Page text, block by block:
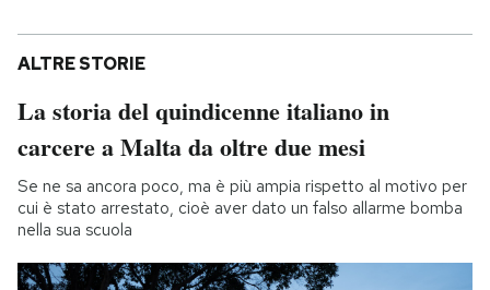
ALTRE STORIE
La storia del quindicenne italiano in
carcere a Malta da oltre due mesi
Se ne sa ancora poco, ma è più ampia rispetto al motivo per
cui è stato arrestato, cioè aver dato un falso allarme bomba
nella sua scuola